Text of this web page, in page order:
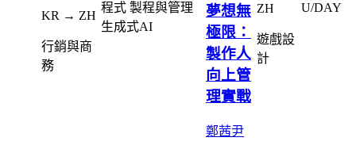
KR → ZH
行銷與商
務
程式 製程與管理
生成式AI
夢想無
極限：
製作人
向上管
理實戰
鄭茜尹
ZH
遊戲設
計
U/DAY